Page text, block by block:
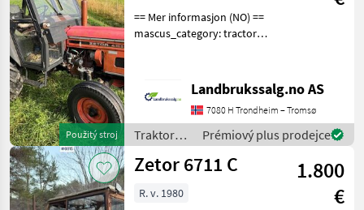
Použitý stroj
== Mer informasjon (NO) ==
mascus_category: tractors
en.landbrukssalg.no/5831
for more images
Specification
Landbrukssalg.no AS
7080 H Trondheim – Tromsø
Traktory /
Zetor
Prémiový plus prodejce
Zetor 6711 C
1.800
€
R. v. 1980